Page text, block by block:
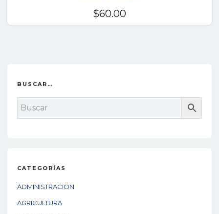
$60.00
BUSCAR…
CATEGORÍAS
ADMINISTRACION
AGRICULTURA